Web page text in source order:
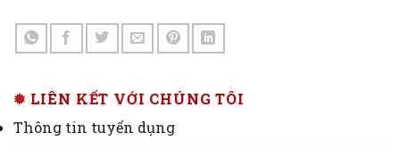
❅ LIÊN KẾT VỚI CHÚNG TÔI
Thông tin tuyển dụng